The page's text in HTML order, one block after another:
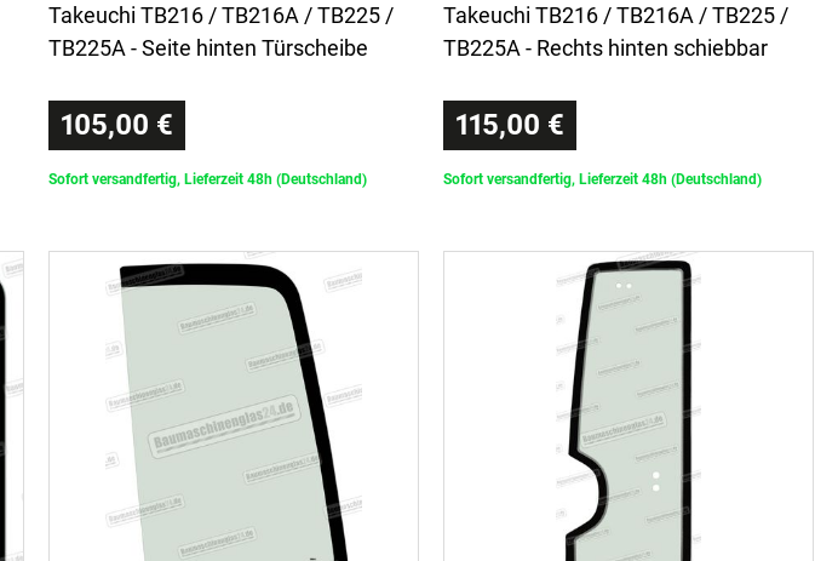
Takeuchi TB216 / TB216A / TB225 /
TB225A - Seite hinten Türscheibe
105,00 €
Sofort versandfertig, Lieferzeit 48h (Deutschland)
Takeuchi TB216 / TB216A / TB225 /
TB225A - Rechts hinten schiebbar
115,00 €
Sofort versandfertig, Lieferzeit 48h (Deutschland)